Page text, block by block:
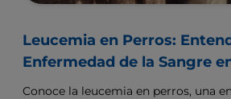
Leucemia en Perros:
Enfermedad de la Sangre
Mejores Amigos
Conoce la leucemia en perros, una